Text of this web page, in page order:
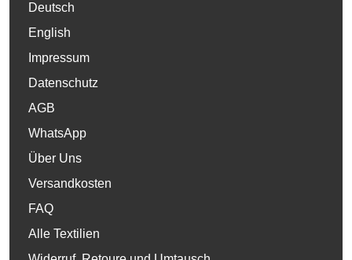
Deutsch
English
Impressum
Datenschutz
AGB
WhatsApp
Über Uns
Versandkosten
FAQ
Alle Textilien